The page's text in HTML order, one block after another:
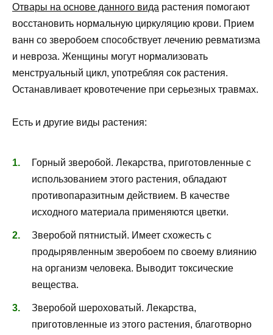
Отвары на основе данного вида растения помогают
восстановить нормальную циркуляцию крови. Прием
ванн со зверобоем способствует лечению ревматизма
и невроза. Женщины могут нормализовать
менструальный цикл, употребляя сок растения.
Останавливает кровотечение при серьезных травмах.
Есть и другие виды растения:
Горный зверобой. Лекарства, приготовленные с
использованием этого растения, обладают
противопаразитным действием. В качестве
исходного материала применяются цветки.
Зверобой пятнистый. Имеет схожесть с
продырявленным зверобоем по своему влиянию
на организм человека. Выводит токсические
вещества.
Зверобой шероховатый. Лекарства,
приготовленные из этого растения, благотворно